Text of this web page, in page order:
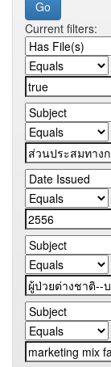
Current filters: